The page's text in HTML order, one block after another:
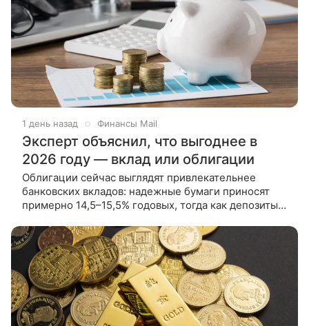
1 день назад Финансы Mail
Эксперт объяснил, что выгоднее в
2026 году — вклад или облигации
Облигации сейчас выглядят привлекательнее
банковских вкладов: надежные бумаги приносят
примерно 14,5–15,5% годовых, тогда как депозиты
о которых «Газете.Ru»